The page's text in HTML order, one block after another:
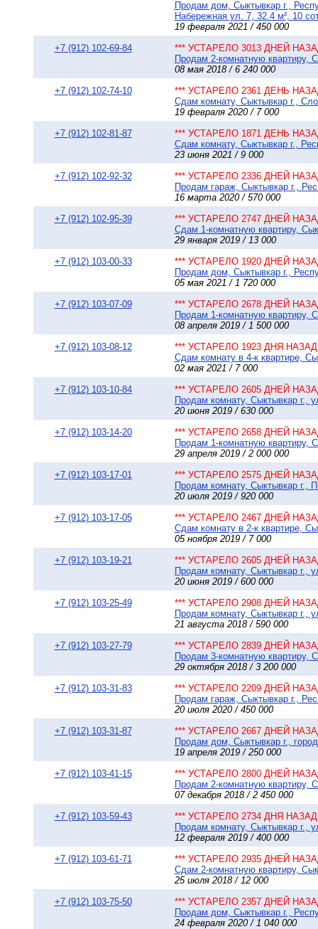
Продам дом, Сыктывкар г.,
Набережная ул. 7, 32.4 м², 10
19 февраля 2021 / 450 000
+7 (912) 102-69-84
*** УСТАРЕЛО 3013 ДНЕЙ
Продам 2-комнатную квартиру,
08 мая 2018 / 6 240 000
+7 (912) 102-74-10
*** УСТАРЕЛО 2361 ДЕНЬ
Сдам комнату, Сыктывкар г.,
19 февраля 2020 / 7 000
+7 (912) 102-81-87
*** УСТАРЕЛО 1871 ДЕНЬ
Сдам комнату, Сыктывкар г.,
23 июня 2021 / 9 000
+7 (912) 102-92-32
*** УСТАРЕЛО 2336 ДНЕЙ
Продам гараж, Сыктывкар г.,
16 марта 2020 / 570 000
+7 (912) 102-95-39
*** УСТАРЕЛО 2747 ДНЕЙ
Сдам 1-комнатную квартиру,
29 января 2019 / 13 000
+7 (912) 103-00-33
*** УСТАРЕЛО 1920 ДНЕЙ
Продам дом, Сыктывкар г.,
05 мая 2021 / 1 720 000
+7 (912) 103-07-09
*** УСТАРЕЛО 2678 ДНЕЙ
Продам 1-комнатную квартиру,
08 апреля 2019 / 1 500 000
+7 (912) 103-08-12
*** УСТАРЕЛО 1923 ДНЯ НАЗАД
Сдам комнату в 4-к квартире,
02 мая 2021 / 7 000
+7 (912) 103-10-84
*** УСТАРЕЛО 2605 ДНЕЙ
Продам комнату, Сыктывкар г.,
20 июня 2019 / 630 000
+7 (912) 103-14-20
*** УСТАРЕЛО 2658 ДНЕЙ
Продам 1-комнатную квартиру,
29 апреля 2019 / 2 000 000
+7 (912) 103-17-01
*** УСТАРЕЛО 2575 ДНЕЙ
Продам комнату, Сыктывкар г.,
20 июля 2019 / 920 000
+7 (912) 103-17-05
*** УСТАРЕЛО 2467 ДНЕЙ
Сдам комнату в 2-к квартире,
05 ноября 2019 / 7 000
+7 (912) 103-19-21
*** УСТАРЕЛО 2605 ДНЕЙ
Продам комнату, Сыктывкар г.,
20 июня 2019 / 600 000
+7 (912) 103-25-49
*** УСТАРЕЛО 2908 ДНЕЙ
Продам комнату, Сыктывкар г.,
21 августа 2018 / 590 000
+7 (912) 103-27-79
*** УСТАРЕЛО 2839 ДНЕЙ
Продам 3-комнатную квартиру,
29 октября 2018 / 3 200 000
+7 (912) 103-31-83
*** УСТАРЕЛО 2209 ДНЕЙ
Продам гараж, Сыктывкар г.,
20 июля 2020 / 450 000
+7 (912) 103-31-87
*** УСТАРЕЛО 2667 ДНЕЙ
Продам дом, Сыктывкар г.,
19 апреля 2019 / 250 000
+7 (912) 103-41-15
*** УСТАРЕЛО 2800 ДНЕЙ
Продам 2-комнатную квартиру,
07 декабря 2018 / 2 450 000
+7 (912) 103-59-43
*** УСТАРЕЛО 2734 ДНЯ НАЗАД
Продам комнату, Сыктывкар г.,
12 февраля 2019 / 400 000
+7 (912) 103-61-71
*** УСТАРЕЛО 2935 ДНЕЙ
Сдам 2-комнатную квартиру,
25 июля 2018 / 12 000
+7 (912) 103-75-50
*** УСТАРЕЛО 2357 ДНЕЙ
Продам дом, Сыктывкар г.,
24 февраля 2020 / 1 040 000